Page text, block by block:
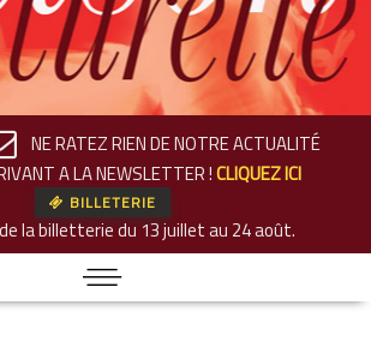
NE RATEZ RIEN DE NOTRE ACTUALITÉ
A LA NEWSLETTER !CLIQUEZ ICI
BILLETERIE
la billetteriedu 13 juillet au 24 août.